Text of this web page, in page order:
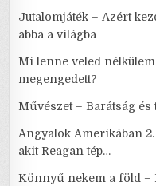
Jutalomjáték – Azért
abba a világba
Mi lenne veled
megengedett?
Művészet – Barátság és
Angyalok Amerikában
akit Reagan tép…
Könnyű nekem a föld –